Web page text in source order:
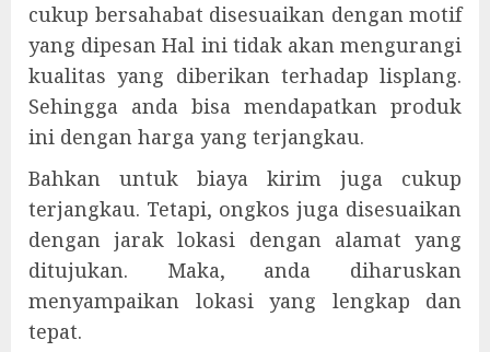
cukup bersahabat disesuaikan dengan motif
yang dipesan Hal ini tidak akan mengurangi
kualitas yang diberikan terhadap lisplang.
Sehingga anda bisa mendapatkan produk
ini dengan harga yang terjangkau.
Bahkan untuk biaya kirim juga cukup
terjangkau. Tetapi, ongkos juga disesuaikan
dengan jarak lokasi dengan alamat yang
ditujukan. Maka, anda diharuskan
menyampaikan lokasi yang lengkap dan
tepat.